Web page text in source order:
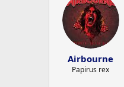
Airbourne
Papirus rex